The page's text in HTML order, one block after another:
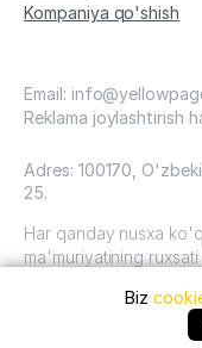
Kompaniya qo'shish
Email:
Reklama joylashtirish
Adres: 100170,
25.
Har qanday nusxa
ma'muriyatining
O'zbekiston, 2009 -
sahifalar"mualliflik
Biz